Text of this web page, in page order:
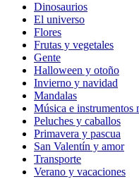
Dinosaurios
El universo
Flores
Frutas y vegetales
Gente
Halloween y otoño
Invierno y navidad
Mandalas
Música e instrumentos
Peluches y caballos
Primavera y pascua
San Valentín y amor
Transporte
Verano y vacaciones